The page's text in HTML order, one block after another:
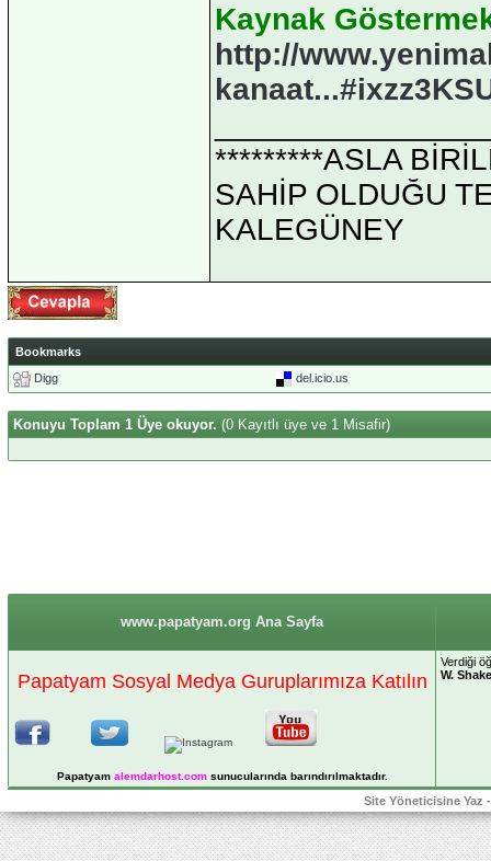
Kaynak
http://
*********ASLA
SAHİP OLDUĞU
KALEGÜNEY
Bookmarks
Digg
del.icio.us
Konuyu Toplam 1 Üye okuyor. (0 Kayıtlı üye ve 1 Misafir)
www.papatyam.org Ana Sayfa
Papatyam Sosyal Medya Guruplarımıza Katılın
Papatyam alemdarhost.comsunucularında barındırılmaktadır.
Verdiği
W.
Site Yöneticisine Yaz